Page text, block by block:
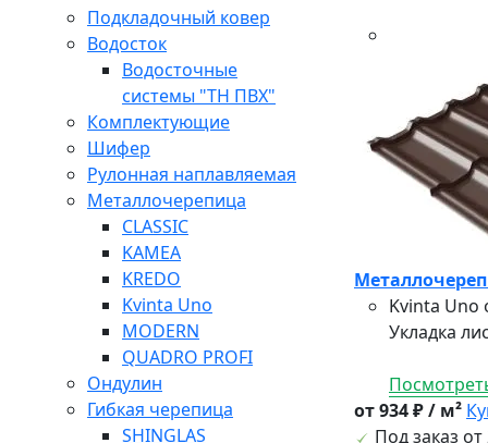
Подкладочный ковер
Водосток
Водосточные
системы "ТН ПВХ"
Комплектующие
Шифер
Рулонная наплавляемая
Металлочерепица
CLASSIC
KAMEA
KREDO
Kvinta Uno
MODERN
QUADRO PROFI
Ондулин
Гибкая черепица
SHINGLAS
Kvinta Uno
Укладка
от 934 ₽ / м²
Под заказ от